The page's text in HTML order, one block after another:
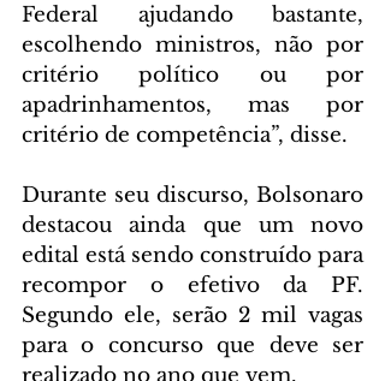
Federal ajudando bastante,
escolhendo ministros, não por
critério político ou por
apadrinhamentos, mas por
critério de competência”, disse.
Durante seu discurso, Bolsonaro
destacou ainda que um novo
edital está sendo construído para
recompor o efetivo da PF.
Segundo ele, serão 2 mil vagas
para o concurso que deve ser
realizado no ano que vem.